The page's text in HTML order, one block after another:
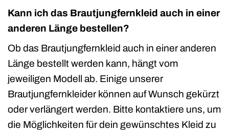
Kann ich das Brautjungfernkleid auch in einer
anderen Länge bestellen?
Ob das Brautjungfernkleid auch in einer anderen
Länge bestellt werden kann, hängt vom
jeweiligen Modell ab. Einige unserer
Brautjungfernkleider können auf Wunsch gekürzt
oder verlängert werden. Bitte kontaktiere uns, um
die Möglichkeiten für dein gewünschtes Kleid zu